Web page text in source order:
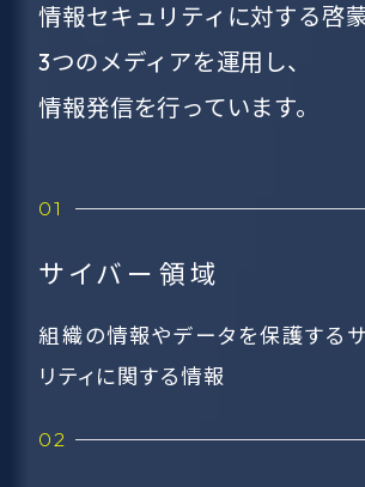
情報セキュリティに対する啓蒙
3つのメディアを運用し、
情報発信を行っています。
サイバー領域
組織の情報やデータを保護する
リティに関する情報